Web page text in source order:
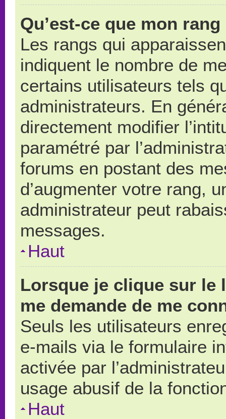
Qu’est-ce que mon
Les rangs qui
indiquent le nombre de
certains utilisateurs tels
administrateurs. En
directement modifier
paramétré par
forums en postant des
d’augmenter votre rang,
administrateur peut
messages.
Haut
Lorsque je clique sur le
me demande de me
Seuls les utilisateurs
e-mails via le formulaire
activée par
usage abusif de la
Haut